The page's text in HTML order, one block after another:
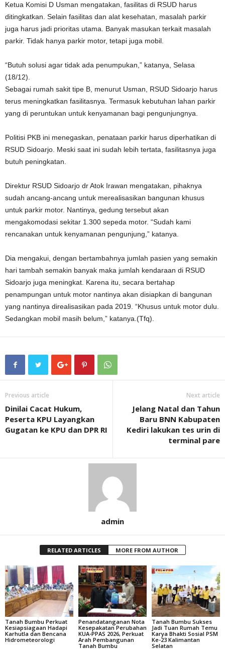
Ketua Komisi D Usman mengatakan, fasilitas di RSUD harus
ditingkatkan. Selain fasilitas dan alat kesehatan, masalah parkir
juga harus jadi prioritas utama. Banyak masukan terkait masalah
parkir. Tidak hanya parkir motor, tetapi juga mobil.
“Butuh solusi agar tidak ada penumpukan,” katanya, Selasa
(18/12).
Sebagai rumah sakit tipe B, menurut Usman, RSUD Sidoarjo harus
terus meningkatkan fasilitasnya. Termasuk kebutuhan lahan parkir
yang di peruntukan untuk kenyamanan bagi pengunjungnya.
Politisi PKB ini menegaskan, penataan parkir harus diperhatikan di
RSUD Sidoarjo. Meski saat ini sudah lebih tertata, fasilitasnya juga
butuh peningkatan.
Direktur RSUD Sidoarjo dr Atok Irawan mengatakan, pihaknya
sudah ancang-ancang untuk merealisasikan bangunan khusus
untuk parkir motor. Nantinya, gedung tersebut akan
mengakomodasi sekitar 1.300 sepeda motor. “Sudah kami
rencanakan untuk kenyamanan pengunjung,” katanya.
Dia mengakui, dengan bertambahnya jumlah pasien yang semakin
hari tambah semakin banyak maka jumlah kendaraan di RSUD
Sidoarjo juga meningkat. Karena itu, secara bertahap
penampungan untuk motor nantinya akan disiapkan di bangunan
yang nantinya direalisasikan pada 2019. “Khusus untuk motor dulu.
Sedangkan mobil masih belum,” katanya.(Tfq).
Previous article
Dinilai Cacat Hukum,
Peserta KPU Layangkan
Gugatan ke KPU dan DPR RI
Next article
Jelang Natal dan Tahun
Baru BNN Kabupaten
Kediri lakukan tes urin di
terminal pare
admin
RELATED ARTICLES MORE FROM AUTHOR
Tanah Bumbu Perkuat
Kesiapsiagaan Hadapi
Karhutla dan Bencana
Hidrometeorologi
Penandatanganan Nota
Kesepakatan Perubahan
KUA-PPAS 2026, Perkuat
Arah Pembangunan
Tanah Bumbu
Tanah Bumbu Sukses
Jadi Tuan Rumah Temu
Karya Bhakti Sosial PSM
Ke-23 Kalimantan
Selatan